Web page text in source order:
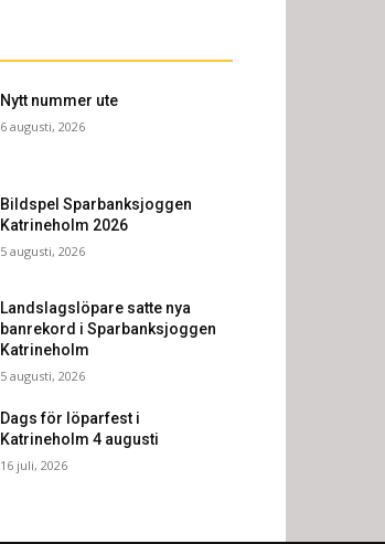
Nytt nummer ute
6 augusti, 2026
Bildspel Sparbanksjoggen
Katrineholm 2026
5 augusti, 2026
Landslagslöpare satte nya
banrekord i Sparbanksjoggen
Katrineholm
5 augusti, 2026
Dags för löparfest i
Katrineholm 4 augusti
16 juli, 2026